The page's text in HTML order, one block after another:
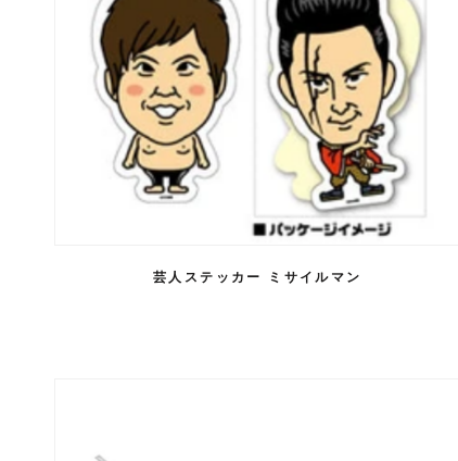
芸人ステッカー ミサイルマン